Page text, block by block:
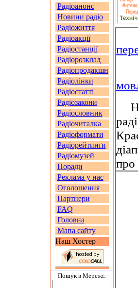
Радіоанонс
Новини радіо
Радіожиття
Радіоакції
Радіостанції
Радіорозклад
Радіопродакшн
Радіолінки
Радіостатті
Радіозакони
Радіословник
Радіочиталка
Радіоформати
Радіорейтинґи
Радіомузей
Поради
Реклама у нас
Оголошення
Партнери
FAQ
Головна
Мапа сайту
Наш Хостер
Пошук в Мережi:
На
про